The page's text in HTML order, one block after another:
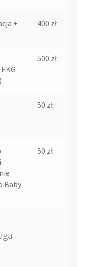
+
400 zł
500 zł
50 zł
Baby
50 zł